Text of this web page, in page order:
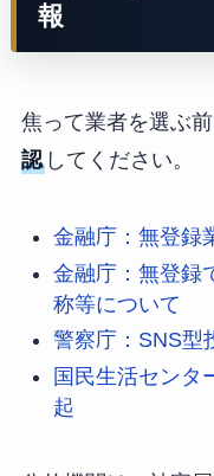
報
焦って業者を選ぶ前
認してください。
金融庁：無登録
金融庁：無登録
称等について
警察庁：SNS型
国民生活センタ
起